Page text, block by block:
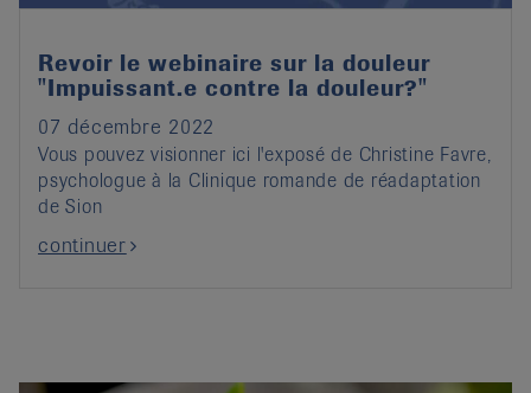
Revoir le webinaire sur la douleur
"Impuissant.e contre la douleur?"
07 décembre 2022
Vous pouvez visionner ici l'exposé de Christine Favre,
psychologue à la Clinique romande de réadaptation
de Sion
continuer